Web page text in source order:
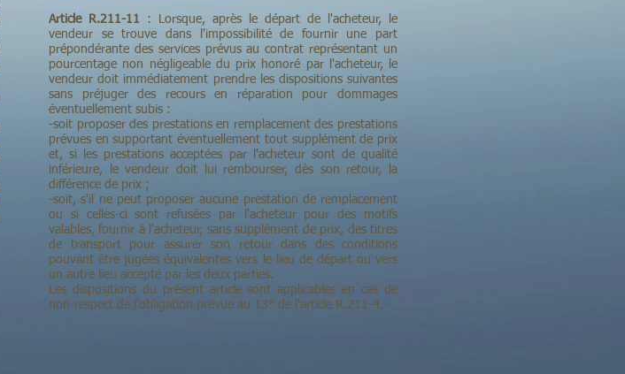
Article R.211-11 : Lorsque, après le départ de l'acheteur, le
vendeur se trouve dans l'impossibilité de fournir une part
prépondérante des services prévus au contrat représentant un
pourcentage non négligeable du prix honoré par l'acheteur, le
vendeur doit immédiatement prendre les dispositions suivantes
sans préjuger des recours en réparation pour dommages
éventuellement subis :
-soit proposer des prestations en remplacement des prestations
prévues en supportant éventuellement tout supplément de prix
et, si les prestations acceptées par l'acheteur sont de qualité
inférieure, le vendeur doit lui rembourser, dès son retour, la
différence de prix ;
-soit, s'il ne peut proposer aucune prestation de remplacement
ou si celles-ci sont refusées par l'acheteur pour des motifs
valables, fournir à l'acheteur, sans supplément de prix, des titres
de transport pour assurer son retour dans des conditions
pouvant être jugées équivalentes vers le lieu de départ ou vers
un autre lieu accepté par les deux parties.
Les dispositions du présent article sont applicables en cas de
non-respect de l'obligation prévue au 13° de l'article R.211-4.